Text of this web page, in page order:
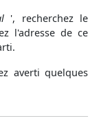
', recherchez le
l'adresse de ce
averti quelques